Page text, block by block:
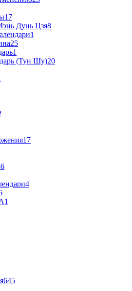
17
Дунь Цзя8
1
25
1
(Тун Шу)20
17
6
4
1
645